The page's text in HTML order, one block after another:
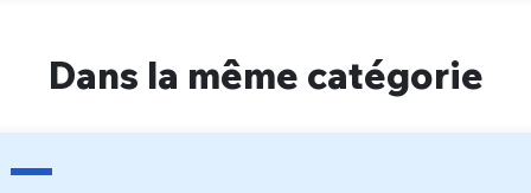
Dans la même catégorie